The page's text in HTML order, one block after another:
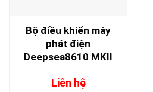
Bộ điều khiển máy
phát điện
Deepsea8610 MKII
Liên hệ